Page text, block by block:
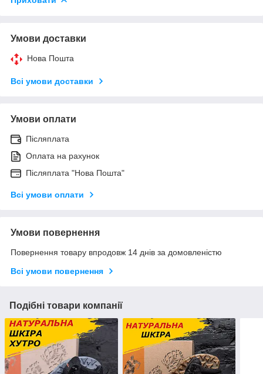
Умови доставки
Нова Пошта
Всі умови доставки
Умови оплати
Післяплата
Оплата на рахунок
Післяплата "Нова Пошта"
Всі умови оплати
Умови повернення
Повернення товару впродовж 14 днів за домовленістю
Всі умови повернення
Подібні товари компанії